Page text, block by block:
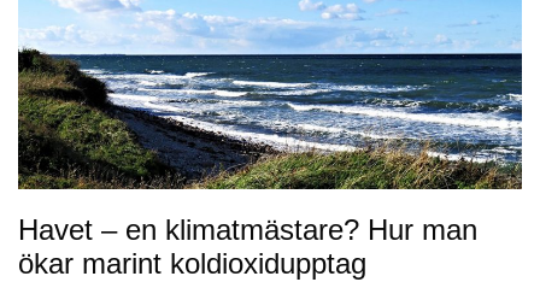
Havet – en klimatmästare? Hur man
ökar marint koldioxidupptag